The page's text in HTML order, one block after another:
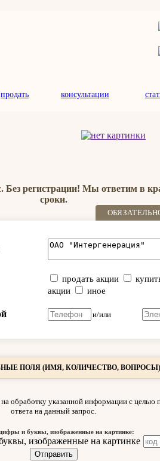
продать консультации
Без регистрации! Мы ответим в
сроки.
продать акции
акции
иное
и/или
ПОЛЯ (ИМЯ, КОЛИЧЕСТВО, ВОПРОСЫ)
обработку указанной информации с целью
ответа на данный запрос.
и буквы, изображенные на картинке: